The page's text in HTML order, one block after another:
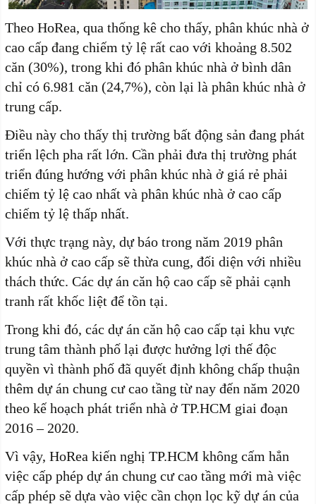
Theo HoRea, qua thống kê cho thấy, phân khúc nhà ở
cao cấp đang chiếm tỷ lệ rất cao với khoảng 8.502
căn (30%), trong khi đó phân khúc nhà ở bình dân
chỉ có 6.981 căn (24,7%), còn lại là phân khúc nhà ở
trung cấp.
Điều này cho thấy thị trường bất động sản đang phát
triển lệch pha rất lớn. Cần phải đưa thị trường phát
triển đúng hướng với phân khúc nhà ở giá rẻ phải
chiếm tỷ lệ cao nhất và phân khúc nhà ở cao cấp
chiếm tỷ lệ thấp nhất.
Với thực trạng này, dự báo trong năm 2019 phân
khúc nhà ở cao cấp sẽ thừa cung, đối diện với nhiều
thách thức. Các dự án căn hộ cao cấp sẽ phải cạnh
tranh rất khốc liệt để tồn tại.
Trong khi đó, các dự án căn hộ cao cấp tại khu vực
trung tâm thành phố lại được hưởng lợi thế độc
quyền vì thành phố đã quyết định không chấp thuận
thêm dự án chung cư cao tầng từ nay đến năm 2020
theo kế hoạch phát triển nhà ở TP.HCM giai đoạn
2016 – 2020.
Vì vậy, HoRea kiến nghị TP.HCM không cấm hẳn
việc cấp phép dự án chung cư cao tầng mới mà việc
cấp phép sẽ dựa vào việc cần chọn lọc kỹ dự án của